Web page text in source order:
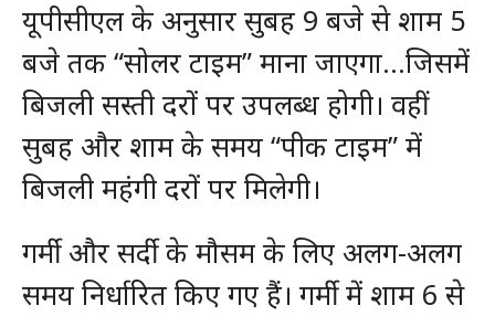
यूपीसीएल के अनुसार सुबह 9 बजे से शाम 5
बजे तक “सोलर टाइम” माना जाएगा…जिसमें
बिजली सस्ती दरों पर उपलब्ध होगी। वहीं
सुबह और शाम के समय “पीक टाइम” में
बिजली महंगी दरों पर मिलेगी।
गर्मी और सर्दी के मौसम के लिए अलग-अलग
समय निर्धारित किए गए हैं। गर्मी में शाम 6 से